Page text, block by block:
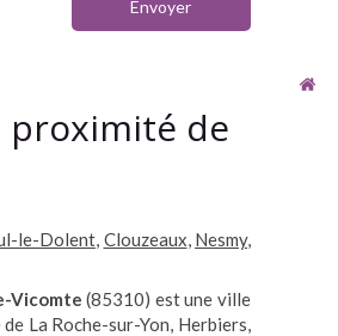
Envoyer
proximité de
le-Dolent, Clouzeaux, Nesmy,
Vicomte (85310) est une ville
La Roche-sur-Yon, Herbiers,